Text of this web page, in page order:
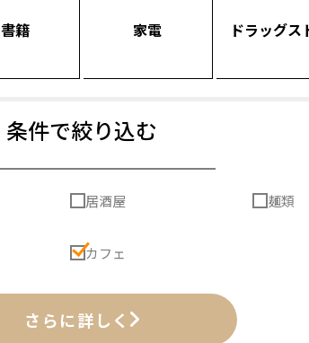
書籍 家電 ドラッグス
条件で絞り込む
居酒屋 麺類
カフェ
さらに詳しく